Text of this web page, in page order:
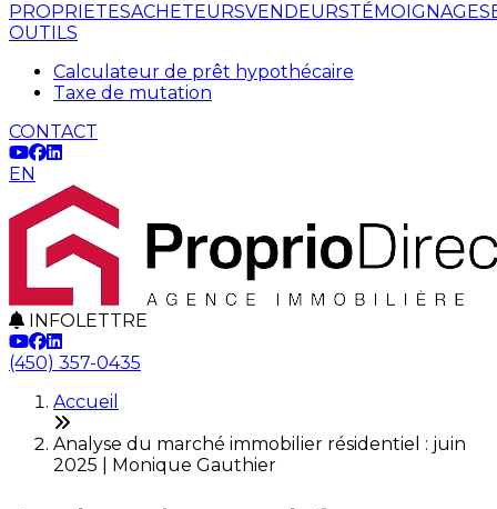
PROPRIETESACHETEURSVENDEURSTÉMOIGNAGES
OUTILS
Calculateur de prêt hypothécaire
Taxe de mutation
CONTACT
EN
INFOLETTRE
(450) 357-0435
Accueil
Analyse du marché immobilier résidentiel : juin
2025 | Monique Gauthier